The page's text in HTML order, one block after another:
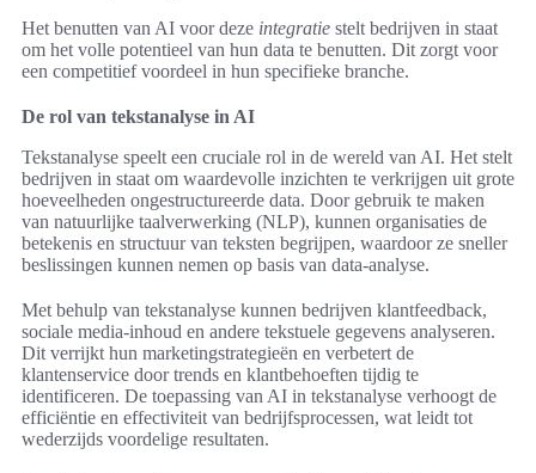
Het benutten van AI voor deze integratie stelt bedrijven in staat
om het volle potentieel van hun data te benutten. Dit zorgt voor
een competitief voordeel in hun specifieke branche.
De rol van tekstanalyse in AI
Tekstanalyse speelt een cruciale rol in de wereld van AI. Het stelt
bedrijven in staat om waardevolle inzichten te verkrijgen uit grote
hoeveelheden ongestructureerde data. Door gebruik te maken
van natuurlijke taalverwerking (NLP), kunnen organisaties de
betekenis en structuur van teksten begrijpen, waardoor ze sneller
beslissingen kunnen nemen op basis van data-analyse.
Met behulp van tekstanalyse kunnen bedrijven klantfeedback,
sociale media-inhoud en andere tekstuele gegevens analyseren.
Dit verrijkt hun marketingstrategieën en verbetert de
klantenservice door trends en klantbehoeften tijdig te
identificeren. De toepassing van AI in tekstanalyse verhoogt de
efficiëntie en effectiviteit van bedrijfsprocessen, wat leidt tot
wederzijds voordelige resultaten.